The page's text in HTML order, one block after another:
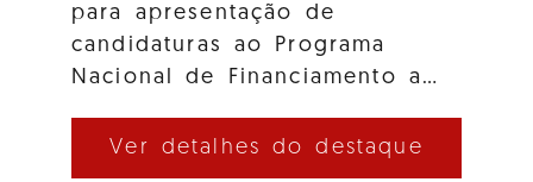
para apresentação de
candidaturas ao Programa
Nacional de Financiamento a…
Ver detalhes do destaque